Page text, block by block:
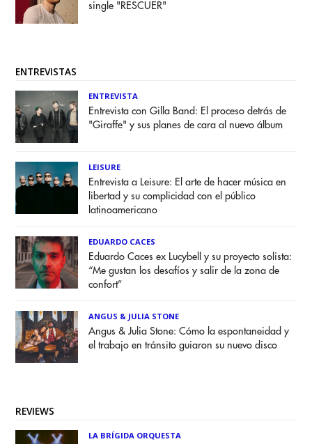
single "RESCUER"
ENTREVISTAS
ENTREVISTA
Entrevista con Gilla Band: El proceso detrás de
"Giraffe" y sus planes de cara al nuevo álbum
LEISURE
Entrevista a Leisure: El arte de hacer música en
libertad y su complicidad con el público
latinoamericano
EDUARDO CACES
Eduardo Caces ex Lucybell y su proyecto solista:
“Me gustan los desafíos y salir de la zona de
confort”
ANGUS & JULIA STONE
Angus & Julia Stone: Cómo la espontaneidad y
el trabajo en tránsito guiaron su nuevo disco
REVIEWS
LA BRÍGIDA ORQUESTA